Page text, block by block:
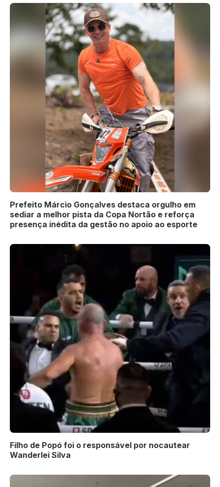
Prefeito Márcio Gonçalves destaca orgulho em
sediar a melhor pista da Copa Nortão e reforça
presença inédita da gestão no apoio ao esporte
Filho de Popó foi o responsável por nocautear
Wanderlei Silva